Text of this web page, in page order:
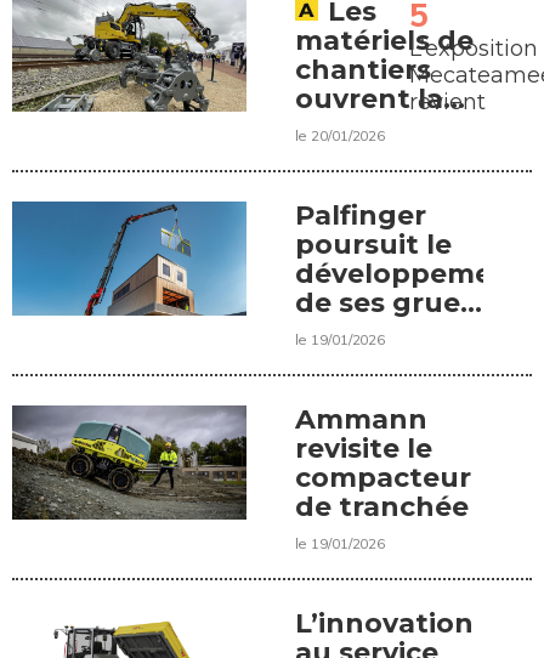
Les
matériels de
chantiers
ouvrent la
voie
le 20/01/2026
Palfinger
poursuit le
développement
de ses grues
lourdes
le 19/01/2026
Ammann
revisite le
compacteur
de tranchée
le 19/01/2026
L’innovation
L’exposition
revient